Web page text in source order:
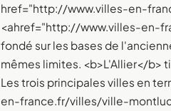
href="http://www.villes-en-
<ahref="http://www.villes-en-
fondé sur les bases de
mêmes limites. <b>L'Allier</b>
Les trois principales villes en
en-france.fr/villes/ville-